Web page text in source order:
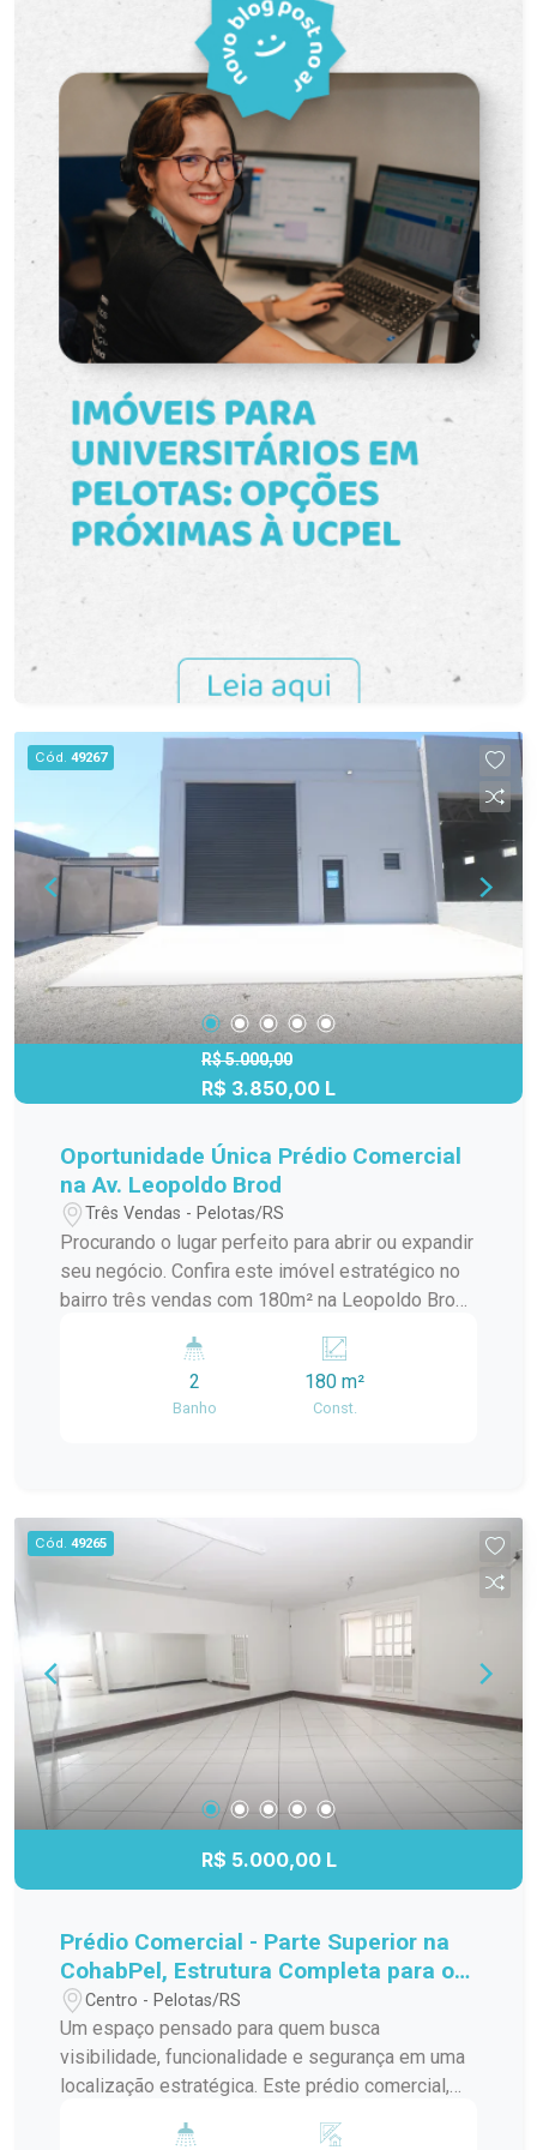
uma visita e venha conhecer de perto todo o
potencial deste excelente espaço comercial.
ideal para carga e descarga, armazenamento ou
até mesmo um espaço de convivência. Dois
banheiros sociais. Este prédio comercial é uma
oportunidade única para empresas que desejam
se estabelecer ou expandir. A localização
estratégica e as características de excelência do
imóvel certamente impulsionarão o seu negócio.
Para obter mais informações e agendar uma
visita, entre em contato conosco. Não deixe de
aproveitar essa chance de investir em um espaço
comercial de alto padrão!
Cód. 49267
R$ 5.000,00
R$ 3.850,00 L
Oportunidade Única Prédio Comercial
na Av. Leopoldo Brod
Três Vendas - Pelotas/RS
Procurando o lugar perfeito para abrir ou expandir
seu negócio. Confira este imóvel estratégico no
bairro três vendas com 180m² na Leopoldo Brod.
pubs, cafés, lojas de conveniência, estúdios de
estética, academias, boutique, escritórios,
clínicas ou espaços de eventos corporativos. O
Muita Visibilidade: Frente de 13 metros
diretamente para a avenida. Localização
Estratégica: Quase esquina com a Av. Fernando
Osório (apenas 107m de distância). Terreno
Espaçoso: 360,26 m² de área total para você
montar sua estrutura como desejar. Fácil Acesso:
Região de grande fluxo de veículos e pedestres.
Agende sua visita e descubra como este espaço
pode ser o endereço perfeito para o seu novo
negócio! #PROMOÇÃO
2
Banho
180 m²
Const.
Cód. 49265
R$ 5.000,00 L
Prédio Comercial - Parte Superior na
CohabPel, Estrutura Completa para o
Seu Negócio
Centro - Pelotas/RS
Um espaço pensado para quem busca
visibilidade, funcionalidade e segurança em uma
localização estratégica. Este prédio comercial,
Barão de Azevedo Machado, na CohabPel ?